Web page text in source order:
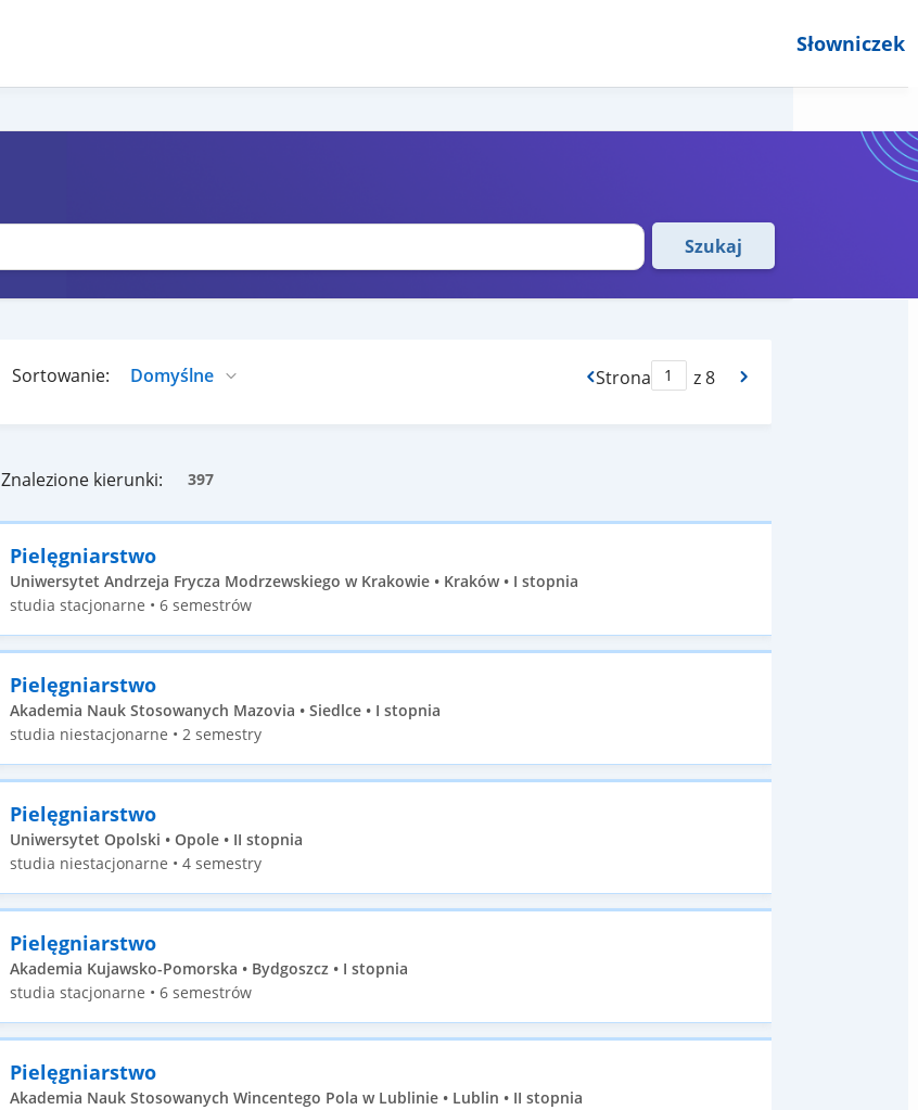
Słowniczek
Szukaj
Sortowanie: Strona z 8
Znalezione kierunki: 397
Pielęgniarstwo
Uniwersytet Andrzeja Frycza Modrzewskiego w Krakowie • Kraków • I stopnia
studia stacjonarne • 6 semestrów
Pielęgniarstwo
Akademia Nauk Stosowanych Mazovia • Siedlce • I stopnia
studia niestacjonarne • 2 semestry
Pielęgniarstwo
Uniwersytet Opolski • Opole • II stopnia
studia niestacjonarne • 4 semestry
Pielęgniarstwo
Akademia Kujawsko-Pomorska • Bydgoszcz • I stopnia
studia stacjonarne • 6 semestrów
Pielęgniarstwo
Akademia Nauk Stosowanych Wincentego Pola w Lublinie • Lublin • II stopnia